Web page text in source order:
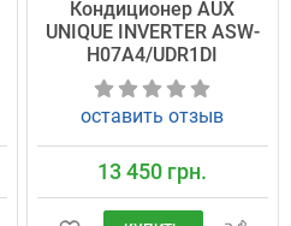
Кондиционер AUX
UNIQUE INVERTER ASW-
H07A4/UDR1DI
оставить отзыв
13 450 грн.